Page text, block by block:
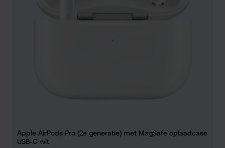
Apple AirPods Pro (2e generatie) met MagSafe oplaadcase
USB-C wit